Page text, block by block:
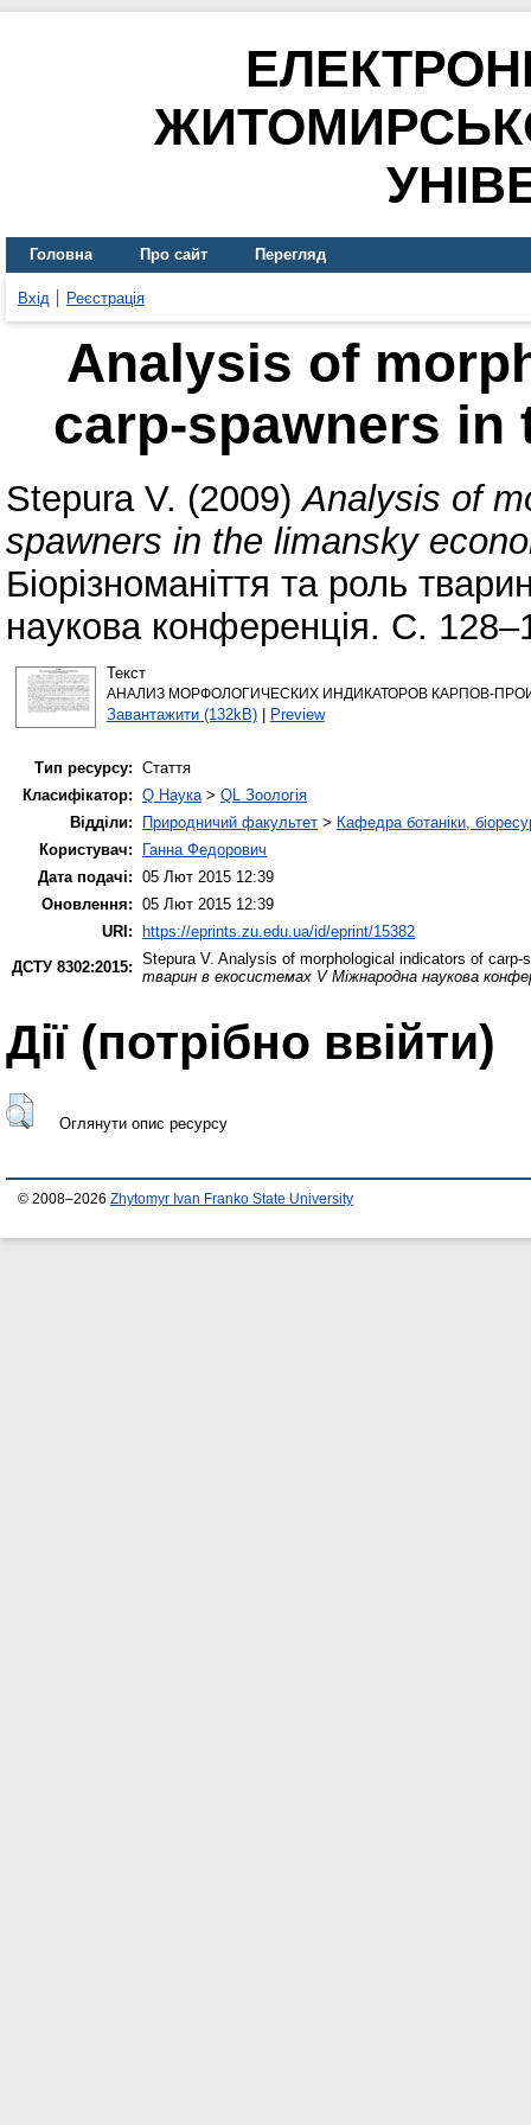
Головна Про сайт Перегляд
Вхід Реєстрація
Analysis of
carp-spawners in
Stepura V. (2009)Analysis of
spawners in the limansky
Біорізноманіття та роль
наукова конференція. С.
Текст
АНАЛИЗ МОРФОЛОГИЧЕСКИХ ИНДИКАТОРОВ КАРПОВ-
Завантажити (132kB)| Preview
Тип ресурсу: Стаття
Класифікатор: Q Наука> QL Зоологія
Відділи:
Природничий факультет > Кафедра ботаніки,
Користувач:
Ганна Федорович
Дата подачі: 05 Лют 2015 12:39
Оновлення: 05 Лют 2015 12:39
URI:
https://eprints.zu.edu.ua/id/eprint/15382
ДСТУ 8302:2015: Stepura V. Analysis of morphological indicators of
тварин в екосистемах V Міжнародна наукова
Дії ​​(потрібно ввійти)
Оглянути опис ресурсу
© 2008–2026 Zhytomyr Ivan Franko State University